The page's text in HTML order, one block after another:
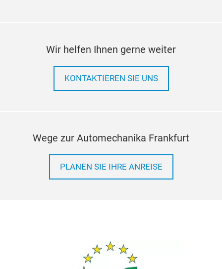
Wir helfen Ihnen gerne weiter
KONTAKTIEREN SIE UNS
Wege zur Automechanika Frankfurt
PLANEN SIE IHRE ANREISE